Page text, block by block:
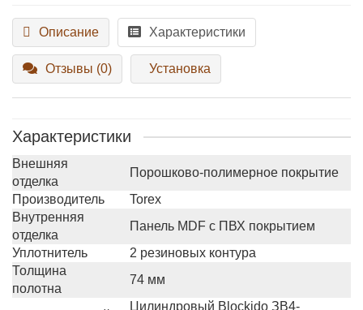
Описание Характеристики
Отзывы (0) Установка
Характеристики
Внешняя
отделка
Порошково-полимерное покрытие
Производитель
Torex
Внутренняя
отделка
Панель MDF с ПВХ покрытием
Уплотнитель
2 резиновых контура
Толщина
полотна
74 мм
Цилиндровый Blockido ЗВ4-